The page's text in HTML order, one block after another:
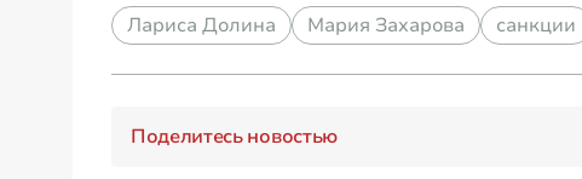
Лариса Долина Мария Захарова санкции
Поделитесь новостью